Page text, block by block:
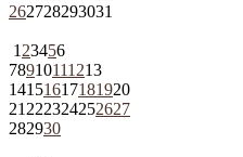
262728293031
1 23456
78910111213
14151617181920
21 222324252627
282930